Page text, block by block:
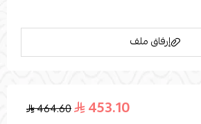
إرفاق ملف
اسحب و افلت الملف هنا
453.10
464.60